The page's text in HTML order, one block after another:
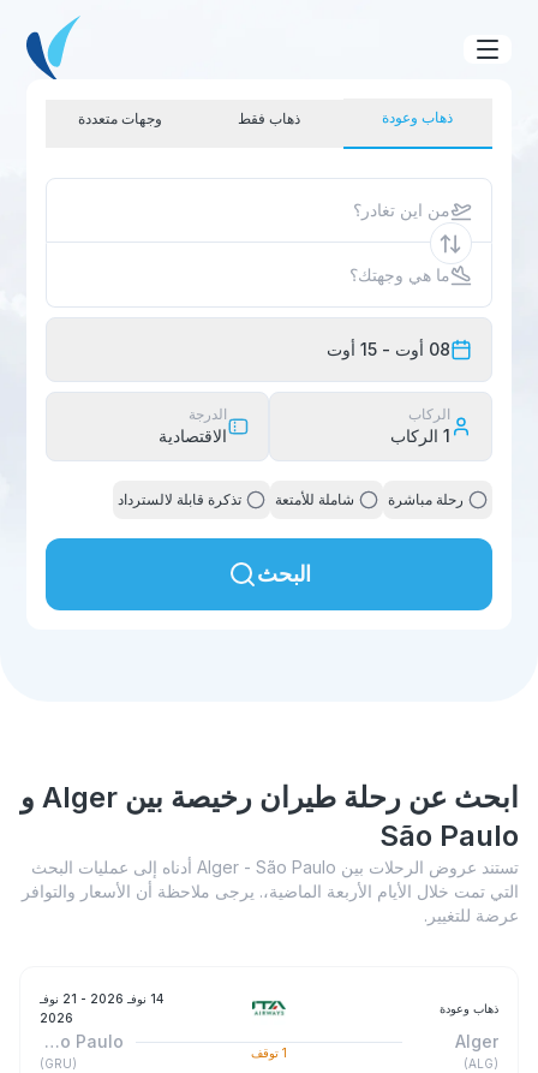
ذهاب وعودة ذهاب فقط وجهات متعددة
من اين تغادر؟
ما هي وجهتك؟
08 أوت - 15 أوت
الركاب
1 الركاب
الدرجة
الاقتصادية
رحلة مباشرة شاملة للأمتعة تذكرة قابلة لالسترداد
البحث
ابحث عن رحلة طيران رخيصة بين Alger و
São Paulo
تستند عروض الرحلات بين Alger - São Paulo أدناه إلى عمليات البحث
التي تمت خلال الأيام الأربعة الماضية،. يرجى ملاحظة أن الأسعار والتوافر
عرضة للتغيير.
ذهاب وعودة
14 نوفـ 2026
- 21 نوفـ
2026
Alger
(
ALG
)
1 توقف
São Paulo
(
GRU
)